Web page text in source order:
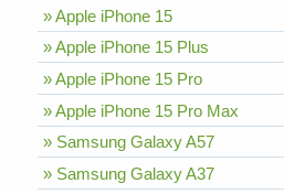
» Apple iPhone 15
» Apple iPhone 15 Plus
» Apple iPhone 15 Pro
» Apple iPhone 15 Pro Max
» Samsung Galaxy A57
» Samsung Galaxy A37